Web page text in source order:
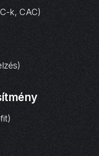
k, CAC)